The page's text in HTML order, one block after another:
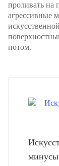
проливать на
агрессивные
потом.
минусы